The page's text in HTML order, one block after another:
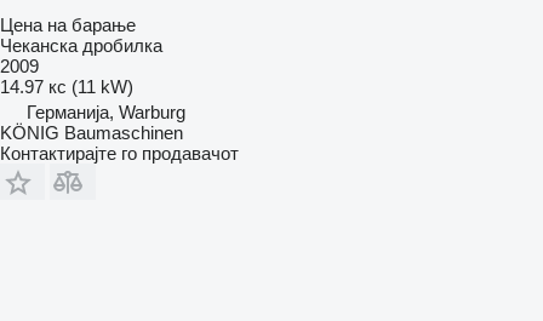
Цена на барање
Чеканска дробилка
2009
14.97 кс (11 kW)
Германија, Warburg
KÖNIG Baumaschinen
Контактирајте го продавачот